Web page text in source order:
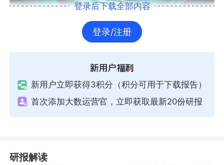
登录后下载全部内容
登录/注册
新用户立即获得3积分（积分可用于下载报告）
首次添加大数运营官，立即获取最新20份研报
研报解读